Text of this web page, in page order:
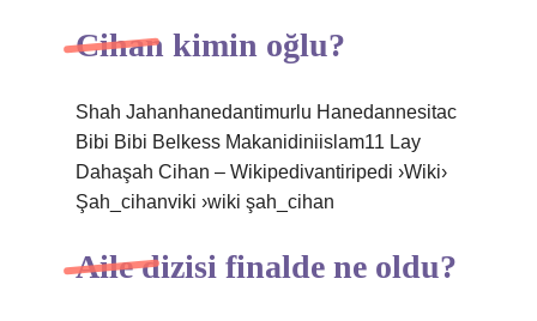
Cihan kimin oğlu?
Shah Jahanhanedantimurlu Hanedannesitac
Bibi Bibi Belkess Makanidiniislam11 Lay
Dahaşah Cihan – Wikipedivantiripedi ›Wiki›
Şah_cihanviki ›wiki şah_cihan
Aile dizisi finalde ne oldu?